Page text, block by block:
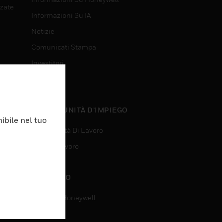
Informazioni Su IA
Notizie
Comunicati Stampa
Investitori
OPPORTUNITÀ D’IMPIEGO
Opportunità Di Lavoro
Ricerca Lavoro
CONTATTO
Contatta Honeywell
nel tuo